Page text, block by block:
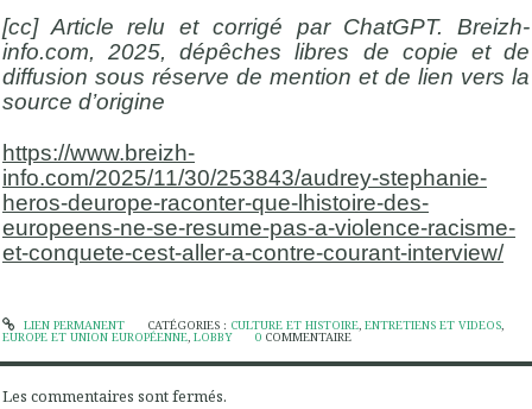
[cc] Article relu et corrigé par ChatGPT. Breizh-
info.com, 2025, dépêches libres de copie et de
diffusion sous réserve de mention et de lien vers la
source d’origine
https://www.breizh-
info.com/2025/11/30/253843/audrey-stephanie-
heros-deurope-raconter-que-lhistoire-des-
europeens-ne-se-resume-pas-a-violence-racisme-
et-conquete-cest-aller-a-contre-courant-interview/
LIEN PERMANENT CATÉGORIES : CULTURE ET HISTOIRE, ENTRETIENS ET VIDEOS,
EUROPE ET UNION EUROPÉENNE, LOBBY 0 COMMENTAIRE
Les commentaires sont fermés.